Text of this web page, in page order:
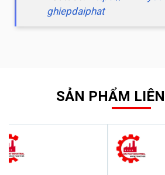
ghiepdaiphat
SẢN PHẨM